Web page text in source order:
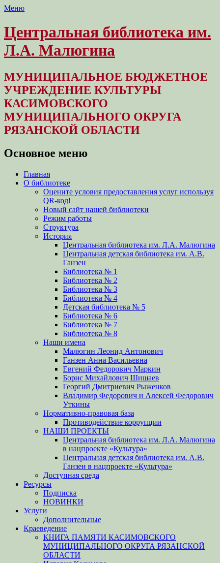
Меню
Центральная библиотека им.
Л.А. Малюгина
МУНИЦИПАЛЬНОЕ БЮДЖЕТНОЕ
УЧРЕЖДЕНИЕ КУЛЬТУРЫ
КАСИМОВСКОГО
МУНИЦИПАЛЬНОГО ОКРУГА
РЯЗАНСКОЙ ОБЛАСТИ
Основное меню
Перейти
содержимому
Главная
О библиотеке
Оцените условия предоставления услуг используя
QR-код!
Новый сайт нашей библиотеки
Режим работы
Структура
История
Центральная библиотека им. Л.А. Малюгина
Центральная детская библиотека им. А.В.
Ганзен
Библиотека № 1
Библиотека № 2
Библиотека № 3
Библиотека № 4
Детская библиотека № 5
Библиотека № 6
Библиотека № 7
Библиотека № 8
Наши имена
Малюгин Леонид Антонович
Ганзен Анна Васильевна
Евгений Федорович Маркин
Борис Михайлович Шишаев
Георгий Дмитриевич Рыженков
Владимир Федорович и Алексей Федорович
Уткины
Нормативно-правовая база
Противодействие коррупции
НАШИ ПРОЕКТЫ
Центральная библиотека им. Л.А. Малюгина
в нацпроекте «Культура»
Центральная детская библиотека им. А.В.
Ганзен в нацпроекте «Культура»
Доступная среда
Ресурсы
Подписка
НОВИНКИ
Услуги
Дополнительные
Краеведение
КНИГА ПАМЯТИ КАСИМОВСКОГО
МУНИЦИПАЛЬНОГО ОКРУГА РЯЗАНСКОЙ
ОБЛАСТИ